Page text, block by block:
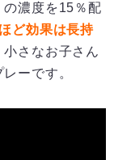
の濃度を15％配
ど効果は長持
さなお子さん
ーです。